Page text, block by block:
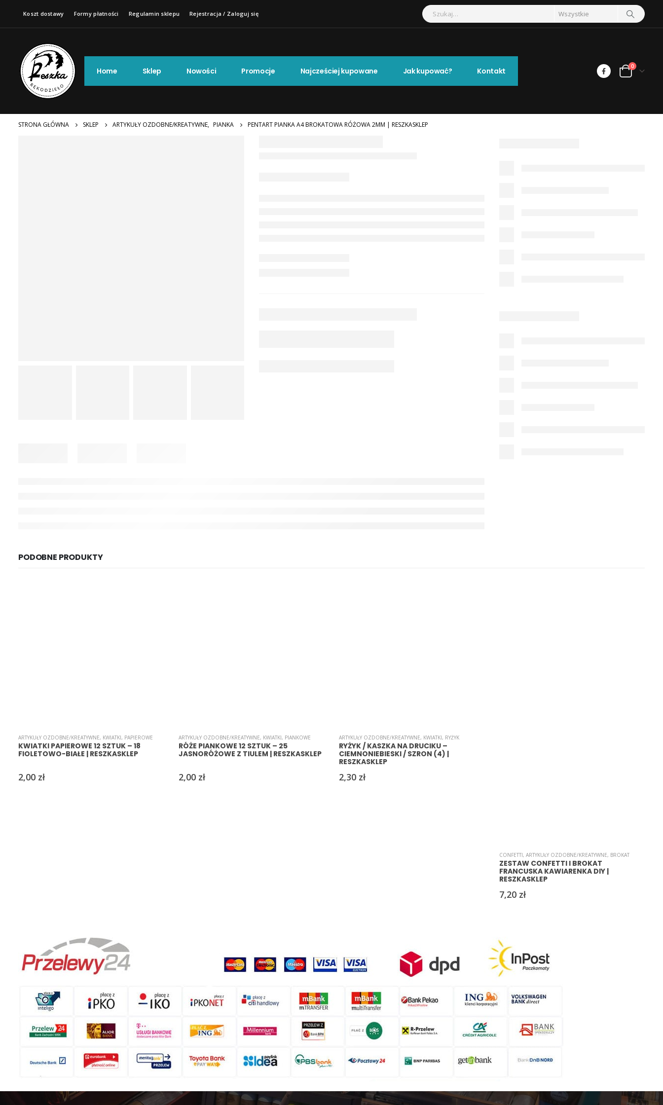
Koszt dostawy Formy płatności Regulamin sklepu Rejestracja / Zaloguj się
Home Sklep Nowości Promocje Najcześciej kupowane Jak kupować? Kontakt 0
STRONA GŁÓWNA SKLEP ARTYKUŁY OZDOBNE/KREATYWNE, PIANKA PENTART PIANKA A4 BROKATOWA RÓŻOWA 2MM | RESZKASKLEP
PODOBNE PRODUKTY
ARTYKUŁY OZDOBNE/KREATYWNE, KWIATKI, PAPIEROWE
KWIATKI PAPIEROWE 12 SZTUK – 18
FIOLETOWO-BIAŁE | RESZKASKLEP
2,00 zł
ARTYKUŁY OZDOBNE/KREATYWNE, KWIATKI, PIANKOWE
RÓŻE PIANKOWE 12 SZTUK – 25
JASNORÓŻOWE Z TIULEM | RESZKASKLEP
2,00 zł
ARTYKUŁY OZDOBNE/KREATYWNE, KWIATKI, RYŻYK
RYŻYK / KASZKA NA DRUCIKU –
CIEMNONIEBIESKI / SZRON (4) |
RESZKASKLEP
2,30 zł
CONFETTI, ARTYKUŁY OZDOBNE/KREATYWNE, BROKAT
ZESTAW CONFETTI I BROKAT
FRANCUSKA KAWIARENKA DIY |
RESZKASKLEP
7,20 zł